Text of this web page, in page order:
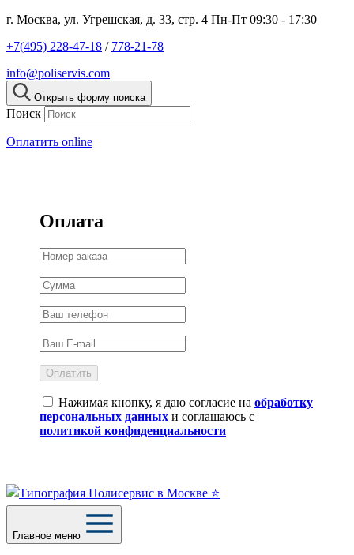
г. Москва, ул. Угрешская, д. 33, стр. 4 Пн-Пт 09:30 - 17:30
+7(495) 228-47-18 / 778-21-78
info@poliservis.com
Открыть форму поиска
Поиск
Оплатить online
Оплата
Оплатить
Нажимая кнопку, я даю согласие на обработку
персональных данных и соглашаюсь с
политикой конфиденциальности
Главное меню